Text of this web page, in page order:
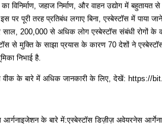
का विनिर्माण, जहाज निर्माण, और वाहन उद्योग में
पर पूरी तरह प्रतिबंध लगाए बिना, एस्बेस्टॉस में पाया
साल, 200,000 से अधिक लोग एस्बेस्टॉस संबंधी रोगों
से मुक्ति के साझा प्रयास के कारण 70 देशों ने
निभाई है.
वीक के बारे में अधिक जानकारी के लिए, देखें: https://
के बारे में:एस्बेस्टॉस डिज़ीज़ अवेयरनेस